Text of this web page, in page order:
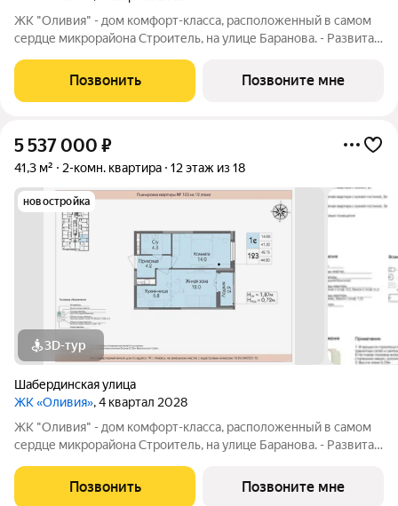
ЖК "Оливия" - дом комфорт-класса, расположенный в самом
сердце микрорайона Строитель, на улице Баранова. - Развитая
Матрица, остановки общественного транспорта, поликлиники
для взрослых и
Позвонить Позвоните мне
5 537 000 ₽
41,3 м² 2-комн. квартира 12 этаж из 18
новостройка
3D-тур
Шабердинская улица
ЖК «Оливия», 4 квартал 2028
ЖК "Оливия" - дом комфорт-класса, расположенный в самом
сердце микрорайона Строитель, на улице Баранова. - Развитая
Матрица, остановки общественного транспорта, поликлиники
для взрослых и
Позвонить Позвоните мне